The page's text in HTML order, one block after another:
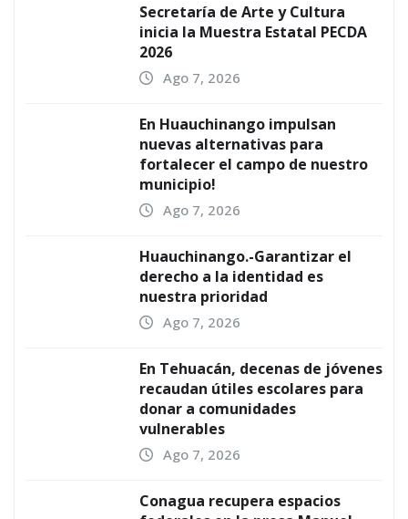
Secretaría de Arte y Cultura
inicia la Muestra Estatal PECDA
2026
Ago 7, 2026
En Huauchinango impulsan
nuevas alternativas para
fortalecer el campo de nuestro
municipio!
Ago 7, 2026
Huauchinango.-Garantizar el
derecho a la identidad es
nuestra prioridad
Ago 7, 2026
En Tehuacán, decenas de jóvenes
recaudan útiles escolares para
donar a comunidades
vulnerables
Ago 7, 2026
Conagua recupera espacios